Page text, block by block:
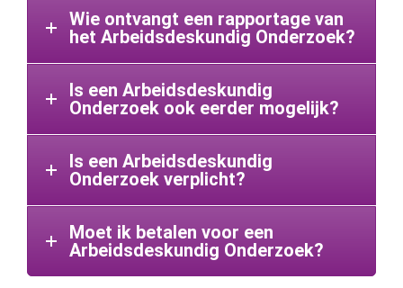
Wie ontvangt een rapportage van
het Arbeidsdeskundig Onderzoek?
Is een Arbeidsdeskundig
Onderzoek ook eerder mogelijk?
Is een Arbeidsdeskundig
Onderzoek verplicht?
Moet ik betalen voor een
Arbeidsdeskundig Onderzoek?